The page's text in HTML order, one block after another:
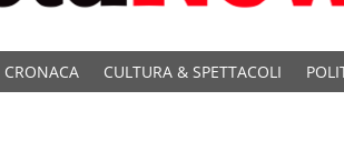
CRONACA CULTURA & SPETTACOLI